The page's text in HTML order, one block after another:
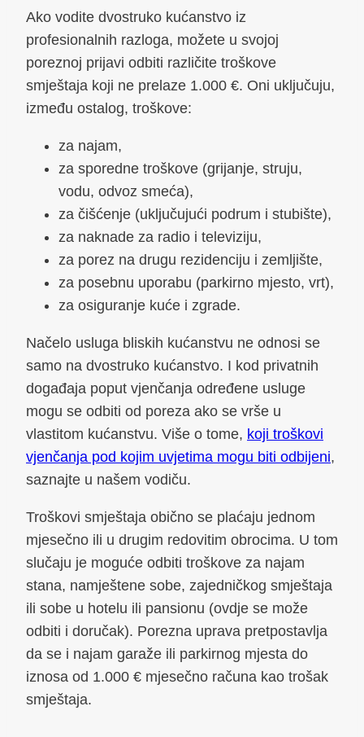
Ako vodite dvostruko kućanstvo iz
profesionalnih razloga, možete u svojoj
poreznoj prijavi odbiti različite troškove
smještaja koji ne prelaze 1.000 €. Oni uključuju,
između ostalog, troškove:
za najam,
za sporedne troškove (grijanje, struju,
vodu, odvoz smeća),
za čišćenje (uključujući podrum i stubište),
za naknade za radio i televiziju,
za porez na drugu rezidenciju i zemljište,
za posebnu uporabu (parkirno mjesto, vrt),
za osiguranje kuće i zgrade.
Načelo usluga bliskih kućanstvu ne odnosi se
samo na dvostruko kućanstvo. I kod privatnih
događaja poput vjenčanja određene usluge
mogu se odbiti od poreza ako se vrše u
vlastitom kućanstvu. Više o tome, koji troškovi
vjenčanja pod kojim uvjetima mogu biti odbijeni,
saznajte u našem vodiču.
Troškovi smještaja obično se plaćaju jednom
mjesečno ili u drugim redovitim obrocima. U tom
slučaju je moguće odbiti troškove za najam
stana, namještene sobe, zajedničkog smještaja
ili sobe u hotelu ili pansionu (ovdje se može
odbiti i doručak). Porezna uprava pretpostavlja
da se i najam garaže ili parkirnog mjesta do
iznosa od 1.000 € mjesečno računa kao trošak
smještaja.